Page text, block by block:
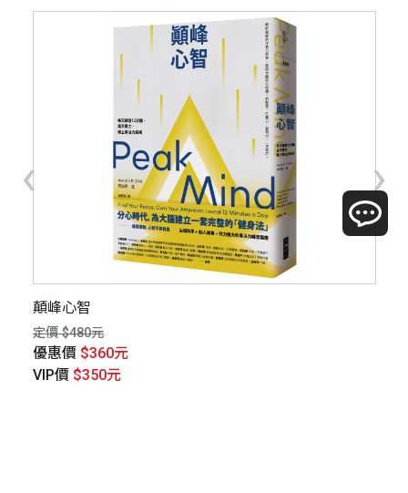
顛峰心智
定價 $480元
優惠價 $360元
VIP價 $350元
‹ ›